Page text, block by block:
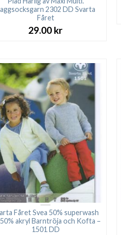
2302 DD Svarta
Fåret
29.00 kr
Fåret Svea 50% superwash
akryl Barntröja och Kofta –
1501 DD